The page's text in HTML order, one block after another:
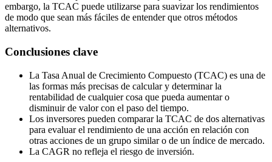
embargo, la TCAC puede utilizarse para suavizar los rendimientos
de modo que sean más fáciles de entender que otros métodos
alternativos.
Conclusiones clave
La Tasa Anual de Crecimiento Compuesto (TCAC) es una de
las formas más precisas de calcular y determinar la
rentabilidad de cualquier cosa que pueda aumentar o
disminuir de valor con el paso del tiempo.
Los inversores pueden comparar la TCAC de dos alternativas
para evaluar el rendimiento de una acción en relación con
otras acciones de un grupo similar o de un índice de mercado.
La CAGR no refleja el riesgo de inversión.